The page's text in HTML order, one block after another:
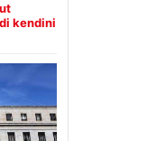
kendini